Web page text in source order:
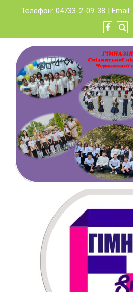
content
Телефон: 04733-2-09-38 | Email: